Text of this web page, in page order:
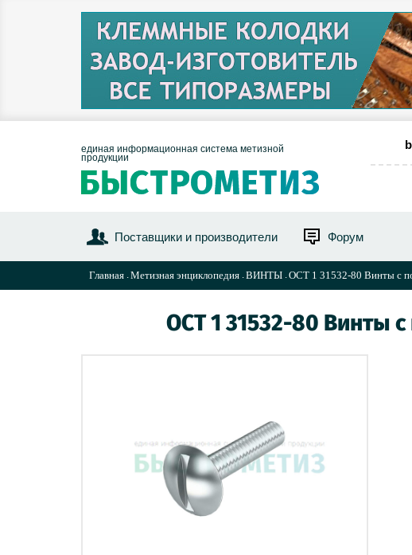
единая информационная система метизной
продукции
Поставщики и производители Форум
Главная Метизная энциклопедия ВИНТЫ ОСТ 1 31532-80 Винты с
ОСТ 1 31532-80 Винты